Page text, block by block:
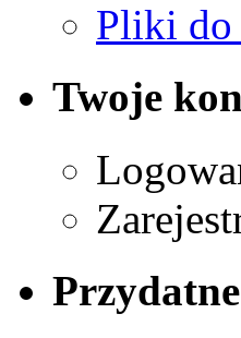
Pliki do
Twoje